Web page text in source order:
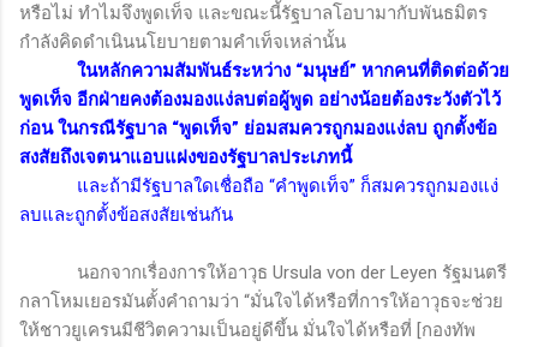
หรือไม่ ทำไมจึงพูดเท็จ และขณะนี้รัฐบาลโอบามากับพันธมิตร
กำลังคิดดำเนินนโยบายตามคำเท็จเหล่านั้น
ในหลักความสัมพันธ์ระหว่าง “มนุษย์” หากคนที่ติดต่อด้วย
พูดเท็จ อีกฝ่ายคงต้องมองแง่ลบต่อผู้พูด อย่างน้อยต้องระวังตัวไว้
ก่อน ในกรณีรัฐบาล “พูดเท็จ” ย่อมสมควรถูกมองแง่ลบ ถูกตั้งข้อ
สงสัยถึงเจตนาแอบแฝงของรัฐบาลประเภทนี้
และถ้ามีรัฐบาลใดเชื่อถือ “คำพูดเท็จ” ก็สมควรถูกมองแง่
ลบและถูกตั้งข้อสงสัยเช่นกัน
นอกจากเรื่องการให้อาวุธ Ursula von der Leyen รัฐมนตรี
กลาโหมเยอรมันตั้งคำถามว่า “มั่นใจได้หรือที่การให้อาวุธจะช่วย
ให้ชาวยูเครนมีชีวิตความเป็นอยู่ดีขึ้น มั่นใจได้หรือที่ [กองทัพ